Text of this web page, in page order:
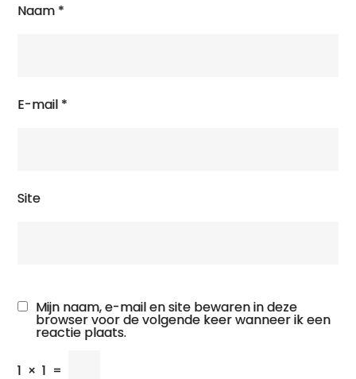
Naam *
E-mail *
Site
Mijn naam, e-mail en site bewaren in deze
browser voor de volgende keer wanneer ik een
reactie plaats.
1 × 1 =